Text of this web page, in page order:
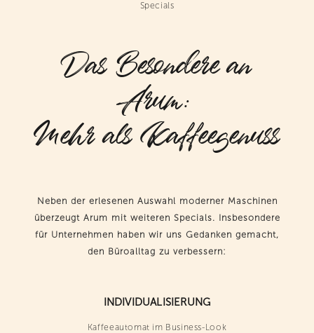
Specials
Das Besondere an
Arum:
Mehr als Kaffeegenuss
Neben der erlesenen Auswahl moderner Maschinen
überzeugt Arum mit weiteren Specials. Insbesondere
für Unternehmen haben wir uns Gedanken gemacht,
den Büroalltag zu verbessern:
INDIVIDUALISIERUNG
Kaffeeautomat im Business-Look